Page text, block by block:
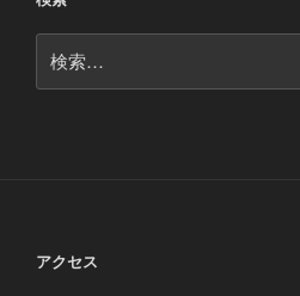
ン
索:
アクセス